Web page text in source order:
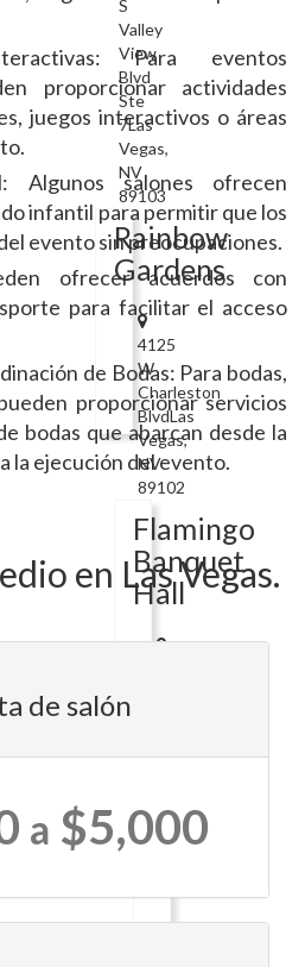
S
Valley
View
Blvd
Ste
7Las
Vegas,
NV
89103
Rainbow
Gardens
4125
W
Charleston
BlvdLas
Vegas,
NV
89102
Flamingo
Banquet
Hall
Vegas,
89121
Sierra
Para eventos
proporcionar actividades
juegos interactivos o áreas
Algunos salones ofrecen
infantil para permitir que los
evento sin preocupaciones.
ofrecer acuerdos con
para facilitar el acceso
de Bodas: Para bodas,
proporcionar servicios
bodas que abarcan desde la
la ejecución del evento.
en Las Vegas.
de salón
a $5,000